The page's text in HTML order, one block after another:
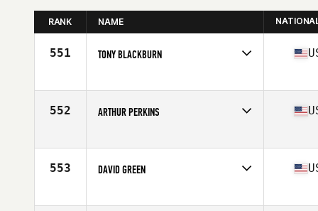
RANK NAME
551 TONY BLACKBURN
Age
52
552 ARTHUR PERKINS
Age
54
553 DAVID GREEN
Age
50